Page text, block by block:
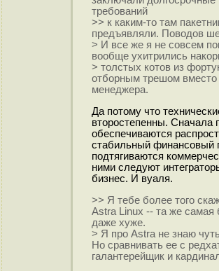
требований
>> к каким-то там
предъявляли. Поводов
> И все же я не совсем
вообще ухитрились
> толстых котов из
отборным трешом вместо
менеджера.
Да потому что
второстепенны. Сначала
обеспечиваются
стабильный финансовый
подтягиваются
ними следуют
бизнес. И вуаля.
>> Я тебе более того
Astra Linux -- та же самая
даже хуже.
> Я про Astra не знаю
Но сравнивать ее с
галантерейщик и